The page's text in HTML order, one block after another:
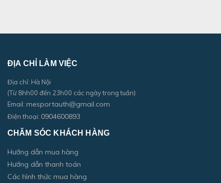
ĐỊA CHỈ LÀM VIỆC
Địa chỉ: Hà Nội
(Từ 8hh00 đến 23h00 các ngày trong tuần)
Email: mesportauth@gmail.com
Điện thoại: 0904600893
CHĂM SÓC KHÁCH HÀNG
Hướng dẫn mua hàng
Hướng dẫn thanh toán
Các hình thức mua hàng